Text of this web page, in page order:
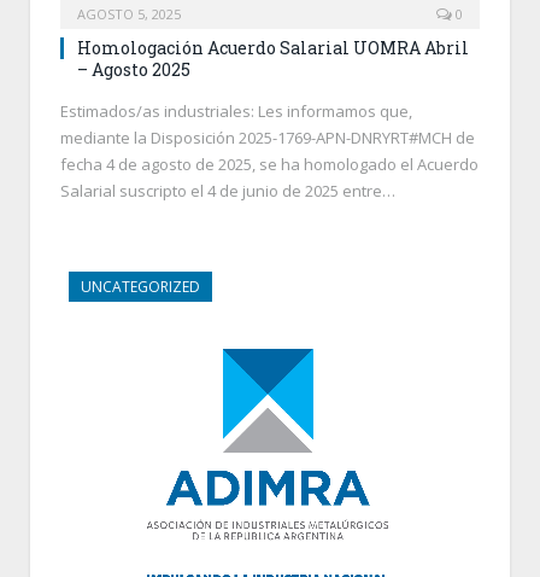
AGOSTO 5, 2025 0
Homologación Acuerdo Salarial UOMRA Abril
– Agosto 2025
Estimados/as industriales: Les informamos que,
mediante la Disposición 2025-1769-APN-DNRYRT#MCH de
fecha 4 de agosto de 2025, se ha homologado el Acuerdo
Salarial suscripto el 4 de junio de 2025 entre…
UNCATEGORIZED